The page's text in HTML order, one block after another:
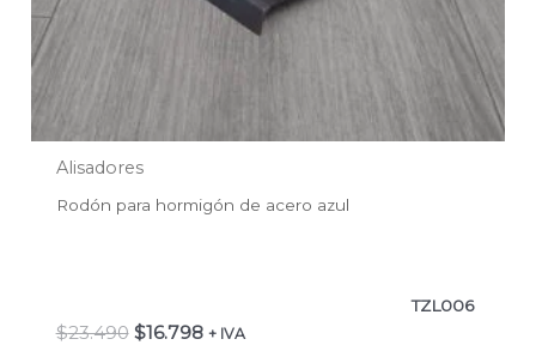
Alisadores
Rodón para hormigón de acero azul
TZL006
$23.490 $16.798 + IVA